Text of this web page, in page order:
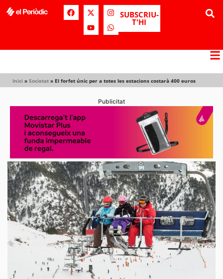
SUBSCRIU-
T'HI
Inici » Societat » El forfet únic per a totes les estacions costarà 400 euros
Publicitat